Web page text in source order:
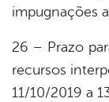
impugnações
26 – Prazo
recursos
11/10/2019 a